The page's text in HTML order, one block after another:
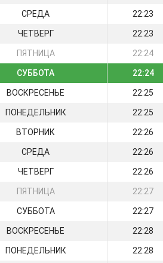
СРЕДА 22:23
ЧЕТВЕРГ 22:23
ПЯТНИЦА 22:24
СУББОТА 22:24
ВОСКРЕСЕНЬЕ 22:25
ПОНЕДЕЛЬНИК 22:25
ВТОРНИК 22:26
СРЕДА 22:26
ЧЕТВЕРГ 22:26
ПЯТНИЦА 22:27
СУББОТА 22:27
ВОСКРЕСЕНЬЕ 22:28
ПОНЕДЕЛЬНИК 22:28